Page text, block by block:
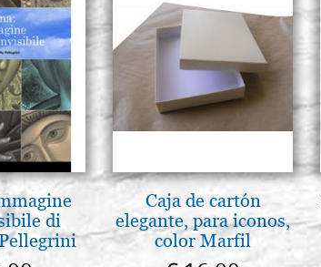
di
Caja de cartón
elegante, para iconos,
color Marfil